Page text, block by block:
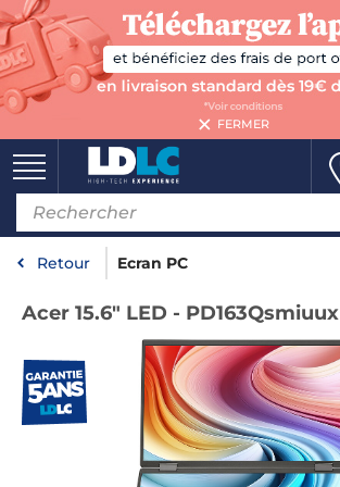
FERMER
Retour Ecran PC
Acer 15.6" LED - PD163Qsmiuux